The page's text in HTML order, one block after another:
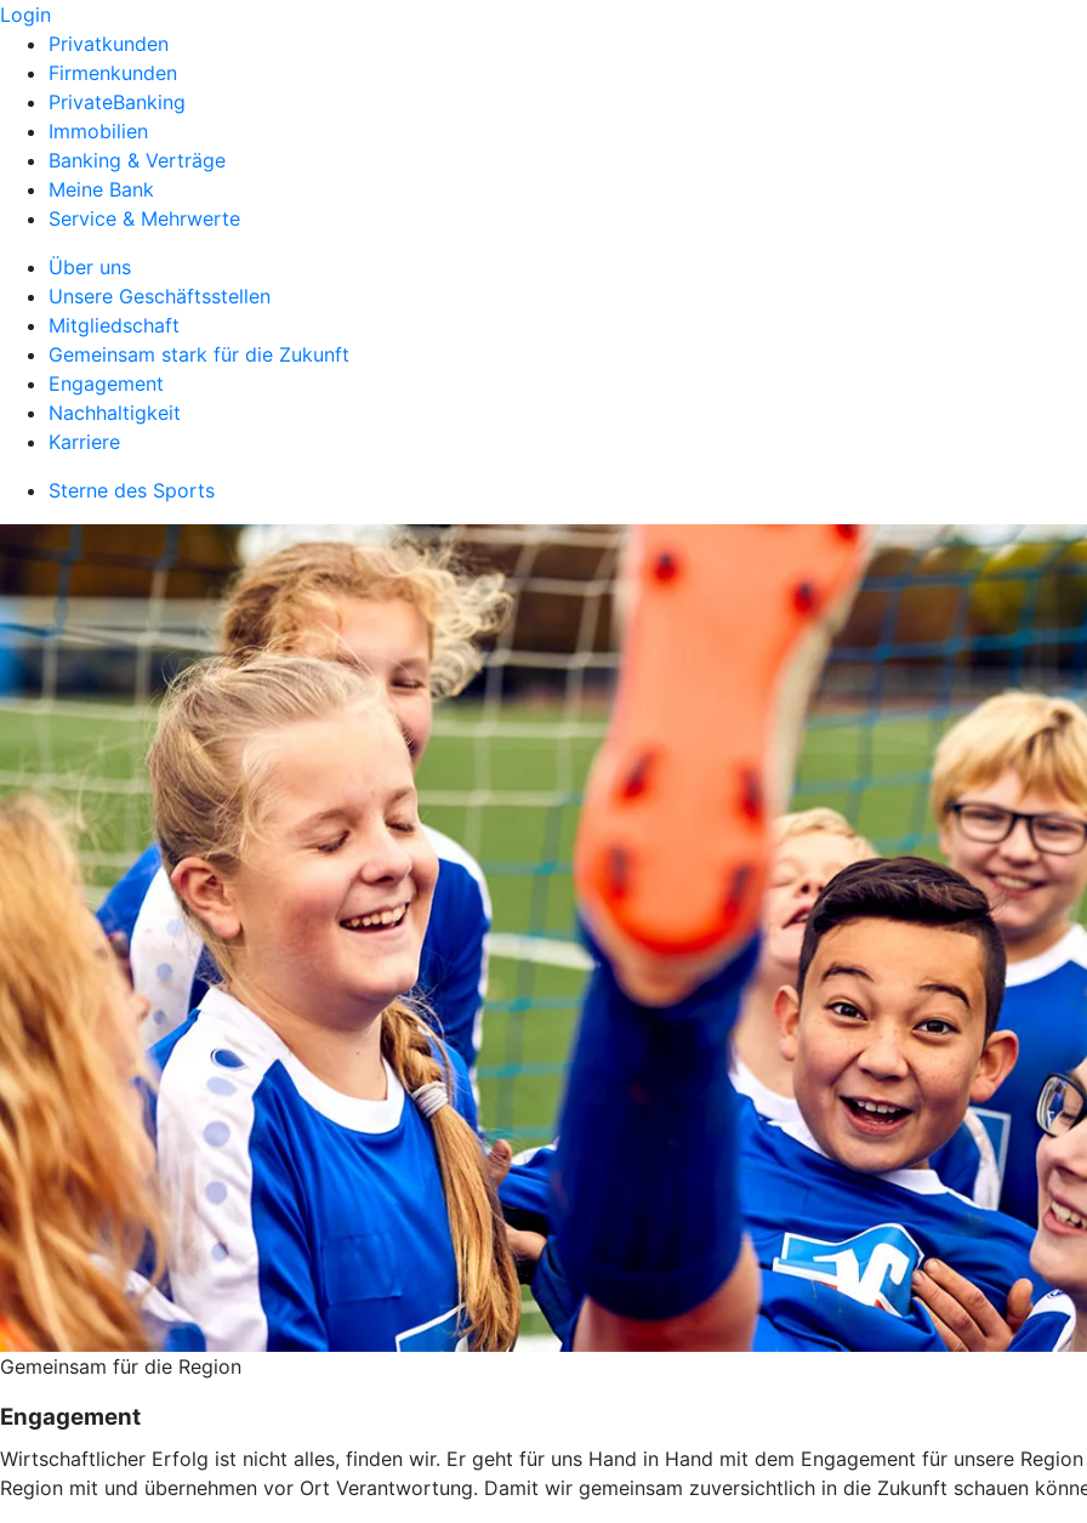
Login
Privatkunden
Firmenkunden
PrivateBanking
Immobilien
Banking & Verträge
Meine Bank
Service & Mehrwerte
Über uns
Unsere Geschäftsstellen
Mitgliedschaft
Gemeinsam stark für die Zukunft
Engagement
Nachhaltigkeit
Karriere
Sterne des Sports
Gemeinsam für die Region
Engagement
Wirtschaftlicher Erfolg ist nicht alles, finden wir. Er geht für uns Hand in Hand mit dem Engagement für unsere
Region mit und übernehmen vor Ort Verantwortung. Damit wir gemeinsam zuversichtlich in die Zukunft schauen